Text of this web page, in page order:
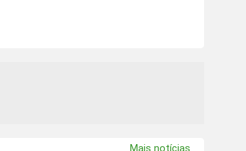
Mais notícias